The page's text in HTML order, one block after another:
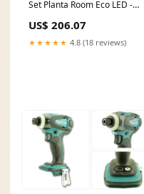
Set Planta Room Eco LED -
US$ 206.07
★★★★★ 4.8 (18 reviews)